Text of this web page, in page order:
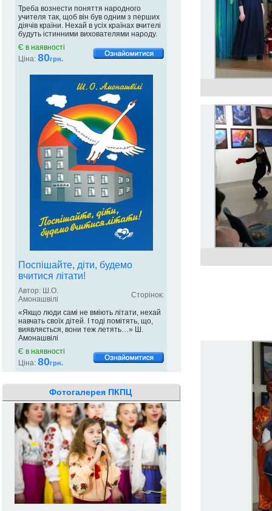
Треба вознести поняття народного
учителя так, щоб він був одним з перших
діячів країни. Нехай в усіх країнах вчителі
будуть істинними вихователями народу.
Є в наявності
Ціна: 80грн.
Поспішайте, діти, будемо
вчитися літати!
Автор: Ш.О.
Амонашвілі
Сторінок:
«Якщо люди самі не вміють літати, нехай
навчать своїх дітей. І тоді помітять, що,
виявляється, вони теж летять…» Ш.
Амонашвілі
Є в наявності
Ціна: 80грн.
Фотогалерея ПКПЦ